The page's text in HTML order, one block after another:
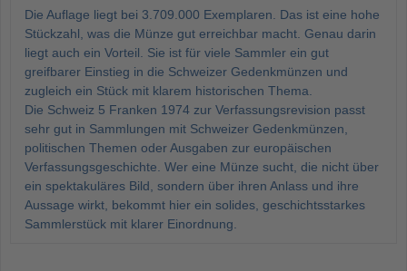
Die Auflage liegt bei 3.709.000 Exemplaren. Das ist eine hohe
Stückzahl, was die Münze gut erreichbar macht. Genau darin
liegt auch ein Vorteil. Sie ist für viele Sammler ein gut
greifbarer Einstieg in die Schweizer Gedenkmünzen und
zugleich ein Stück mit klarem historischen Thema.
Die Schweiz 5 Franken 1974 zur Verfassungsrevision passt
sehr gut in Sammlungen mit Schweizer Gedenkmünzen,
politischen Themen oder Ausgaben zur europäischen
Verfassungsgeschichte. Wer eine Münze sucht, die nicht über
ein spektakuläres Bild, sondern über ihren Anlass und ihre
Aussage wirkt, bekommt hier ein solides, geschichtsstarkes
Sammlerstück mit klarer Einordnung.